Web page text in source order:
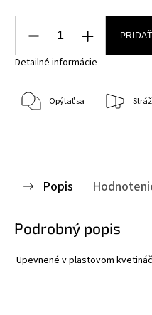
Detailné informácie
Opýtať sa
Popis
Podrobný popis
Upevnené v plastovom